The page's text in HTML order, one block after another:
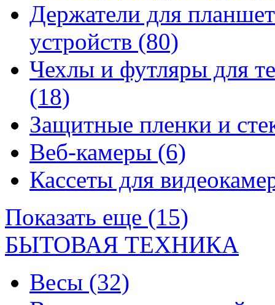
Держатели для
устройств (80)
Чехлы и футляры для
(18)
Защитные пленки и
Веб-камеры (6)
Кассеты для
Показать еще (15)
БЫТОВАЯ ТЕХНИКА
Весы (32)